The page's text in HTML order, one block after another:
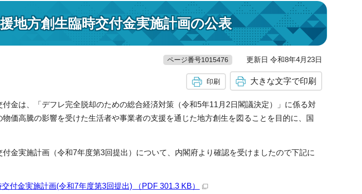
地方創生臨時交付金実施計画の公表
ページ番号1015476 更新日 令和8年4月23日
印刷 大きな文字で印刷
金は、「デフレ完全脱却のための総合経済対策（令和5年11月2日閣議決定）」に係る対
価高騰の影響を受けた生活者や事業者の支援を通じた地方創生を図ることを目的に、国
金実施計画（令和7年度第3回提出）について、内閣府より確認を受けましたので下記に
付金実施計画(令和7年度第3回提出) （PDF 301.3 KB）